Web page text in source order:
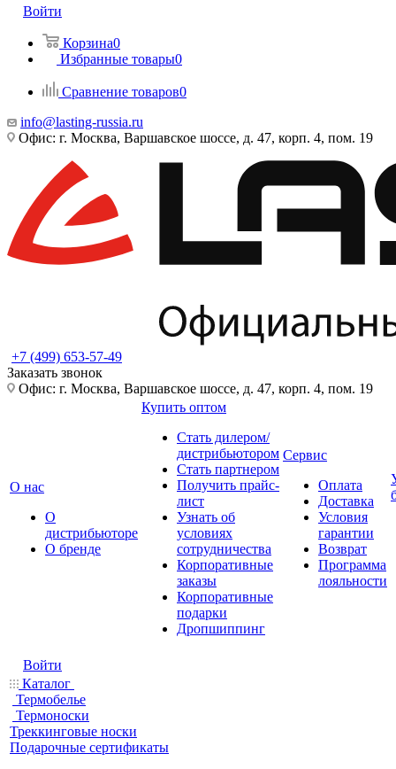
Войти
Корзина0
Избранные товары0
Сравнение товаров0
info@lasting-russia.ru
Офис: г. Москва, Варшавское шоссе, д. 47, корп. 4, пом. 19
+7 (499) 653-57-49
Заказать звонок
Офис: г. Москва, Варшавское шоссе, д. 47, корп. 4, пом. 19
О нас
О
дистрибьюторе
О бренде
Купить оптом
Стать дилером/
дистрибьютором
Стать партнером
Получить прайс-
лист
Узнать об
условиях
сотрудничества
Корпоративные
заказы
Корпоративные
подарки
Дропшиппинг
Сервис
Оплата
Доставка
Условия
гарантии
Возврат
Программа
лояльности
Войти
Каталог
Термобелье
Термоноски
Треккинговые носки
Подарочные сертификаты